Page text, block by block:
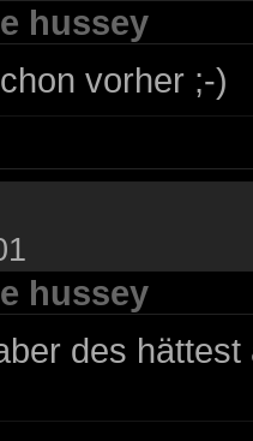
hussey
vorher ;-)
hussey
des